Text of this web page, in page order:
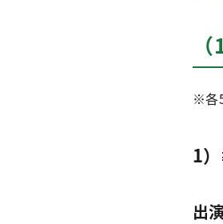
※各
1
出